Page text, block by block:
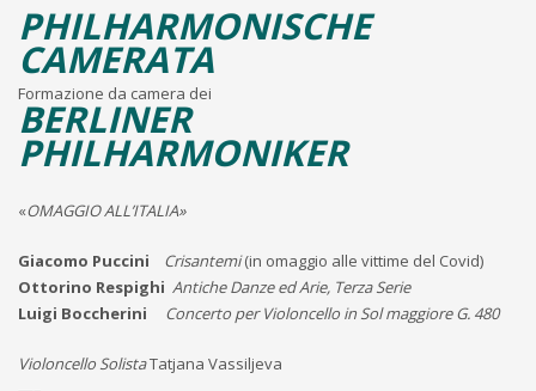
PHILHARMONISCHE
CAMERATA
Formazione da camera dei
BERLINER
PHILHARMONIKER
«OMAGGIO ALL’ITALIA»
Giacomo Puccini Crisantemi(in omaggio alle vittime del Covid)
Ottorino Respighi Antiche Danze ed Arie, Terza Serie
Luigi Boccherini
Concerto per Violoncello in Sol maggiore G. 480
Violoncello SolistaTatjana Vassiljeva